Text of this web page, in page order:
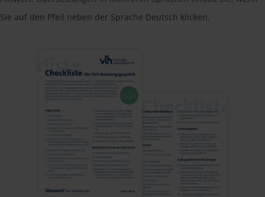
Sie auf den Pfeil neben der Sprache Deutsch klicken.